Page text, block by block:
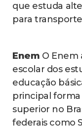
que estuda
para
Enem O Enem
escolar dos
educação
principal
superior no
federais como